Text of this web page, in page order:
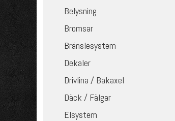
Belysning
Bromsar
Bränslesystem
Dekaler
Drivlina / Bakaxel
Däck / Fälgar
Elsystem